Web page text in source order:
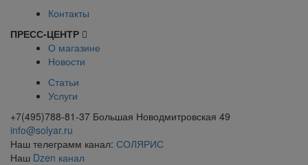
Контакты
ПРЕСС-ЦЕНТР
О магазине
Новости
Статьи
Услуги
+7(495)788-81-37 Большая Новодмитровская 49
info@solyar.ru
Наш телеграмм канал: СОЛЯРИС
Наш Dzen канал